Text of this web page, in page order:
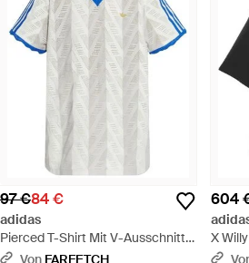
97 €84 €
adidas
Pierced T-Shirt Mit V-Ausschnitt -
BlauVon FARFETCH
604
X